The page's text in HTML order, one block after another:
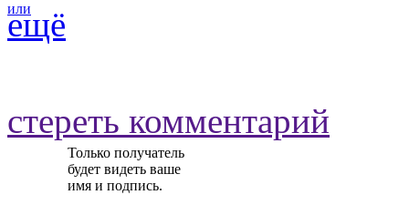
или
ещё
стереть комментарий
Только получатель
будет видеть ваше
имя и подпись.